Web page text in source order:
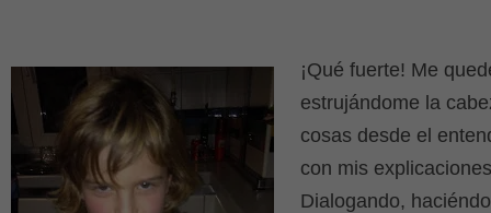
¡Qué fuerte! Me
estrujándome la
cosas desde el
con mis
Dialogando,